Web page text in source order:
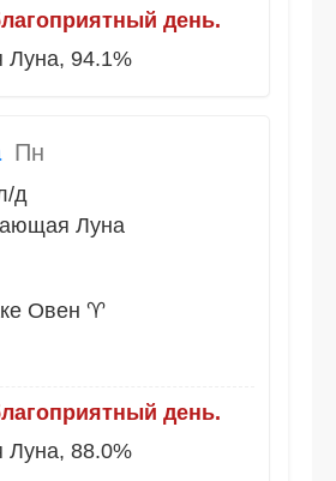
день.
94.1%
Пн
д
Луна
Овен ♈
день.
88.0%